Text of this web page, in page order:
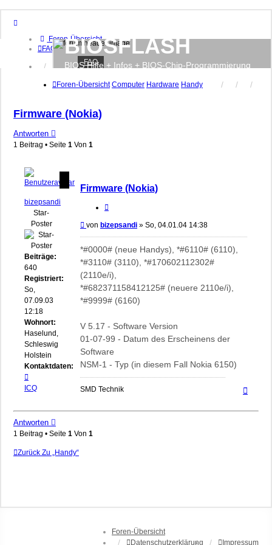
Foren-Übersicht
FAQ
Anmelden
BIOSFLASH
BIOS Hilfe + Infos + BIOS-Chip-Programmierung
FAQ
Foren-Übersicht Computer Hardware Handy
Firmware (Nokia)
Antworten
1 Beitrag • Seite 1 Von 1
bizepsandi
Star-
Poster
Beiträge:
640
Registriert:
So,
07.09.03
12:18
Wohnort:
Haselund,
Schleswig-
Holstein
Kontaktdaten:
von
ICQ
Firmware (Nokia)
Beitrag
von bizepsandi » So, 04.01.04 14:38
*#0000# (neue Handys), *#6110# (6110),
*#3110# (3110), *#170602112302#
(2110e/i),
*#682371158412125# (neuere 2110e/i),
*#9999# (6160)
V 5.17 - Software Version
01-07-99 - Datum des Erscheinens der
Software
NSM-1 - Typ (in diesem Fall Nokia 6150)
SMD Technik
Antworten
1 Beitrag • Seite 1 Von 1
Zurück Zu „Handy“
Foren-Übersicht
Datenschutzerklärung
Impressum